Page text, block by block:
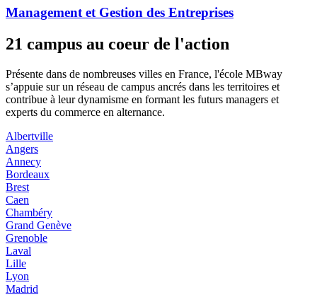
Management et Gestion des Entreprises
21 campus au coeur de l'action
Présente dans de nombreuses villes en France, l'école MBway
s’appuie sur un réseau de campus ancrés dans les territoires et
contribue à leur dynamisme en formant les futurs managers et
experts du commerce en alternance.
Albertville
Angers
Annecy
Bordeaux
Brest
Caen
Chambéry
Grand Genève
Grenoble
Laval
Lille
Lyon
Madrid